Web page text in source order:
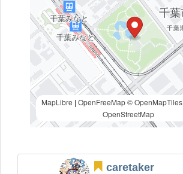
MapLibre | OpenFreeMap © OpenMapTiles
OpenStreetMap
caretaker